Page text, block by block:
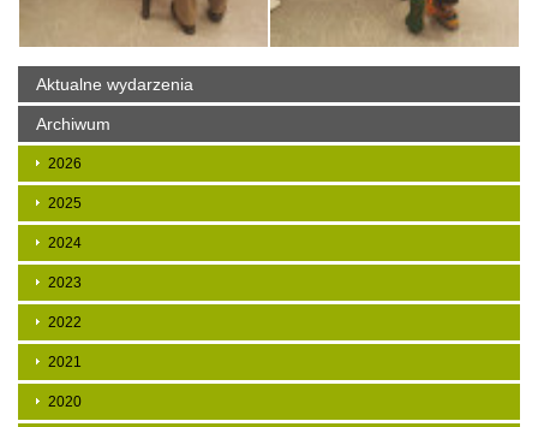
Aktualne wydarzenia
Archiwum
2026
2025
2024
2023
2022
2021
2020